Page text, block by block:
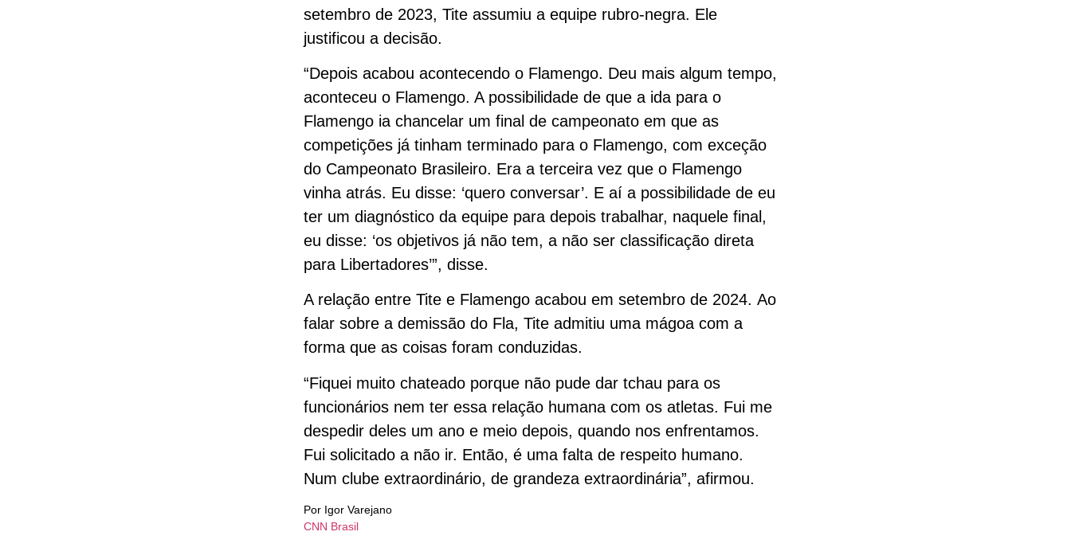
setembro de 2023, Tite assumiu a equipe rubro-negra. Ele
justificou a decisão.
“Depois acabou acontecendo o Flamengo. Deu mais algum tempo,
aconteceu o Flamengo. A possibilidade de que a ida para o
Flamengo ia chancelar um final de campeonato em que as
competições já tinham terminado para o Flamengo, com exceção
do Campeonato Brasileiro. Era a terceira vez que o Flamengo
vinha atrás. Eu disse: ‘quero conversar’. E aí a possibilidade de eu
ter um diagnóstico da equipe para depois trabalhar, naquele final,
eu disse: ‘os objetivos já não tem, a não ser classificação direta
para Libertadores’”, disse.
A relação entre Tite e Flamengo acabou em setembro de 2024. Ao
falar sobre a demissão do Fla, Tite admitiu uma mágoa com a
forma que as coisas foram conduzidas.
“Fiquei muito chateado porque não pude dar tchau para os
funcionários nem ter essa relação humana com os atletas. Fui me
despedir deles um ano e meio depois, quando nos enfrentamos.
Fui solicitado a não ir. Então, é uma falta de respeito humano.
Num clube extraordinário, de grandeza extraordinária”, afirmou.
Por Igor Varejano
CNN Brasil